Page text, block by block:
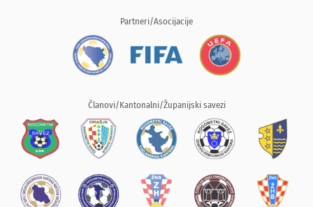
Partneri/Asocijacije
Članovi/Kantonalni/Županijski savezi